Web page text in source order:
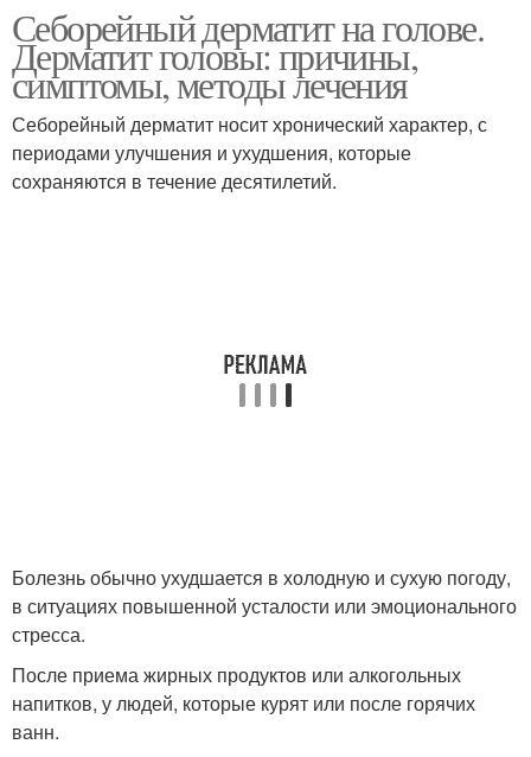
Себорейный дерматит на голове.
Дерматит головы: причины,
симптомы, методы лечения
Себорейный дерматит носит хронический характер, с
периодами улучшения и ухудшения, которые
сохраняются в течение десятилетий.
Болезнь обычно ухудшается в холодную и сухую погоду,
в ситуациях повышенной усталости или эмоционального
стресса.
После приема жирных продуктов или алкогольных
напитков, у людей, которые курят или после горячих
ванн.